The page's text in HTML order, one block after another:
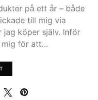
på ett år – både
till mig via
jag köper själv. Inför
mig för att…